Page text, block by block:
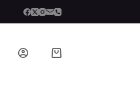
Carro